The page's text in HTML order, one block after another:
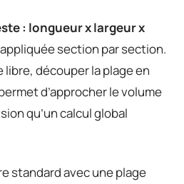
: longueur x largeur x
section par section.
libre, découper la plage en
d’approcher le volume
qu’un calcul global
standard avec une plage